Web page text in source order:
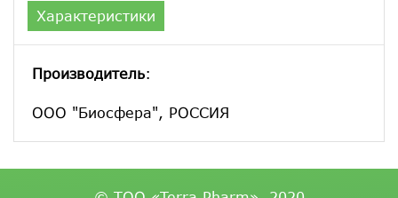
Характеристики
Производитель:
ООО "Биосфера", РОССИЯ